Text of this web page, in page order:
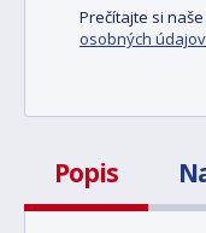
Prečítajte si naše
osobných údajov
Popis